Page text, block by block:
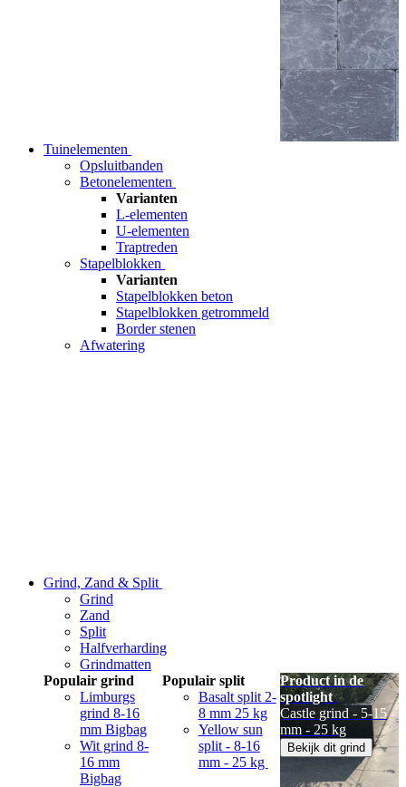
Tuinelementen
Opsluitbanden
Betonelementen
Varianten
L-elementen
U-elementen
Traptreden
Stapelblokken
Varianten
Stapelblokken beton
Stapelblokken getrommeld
Border stenen
Afwatering
Grind, Zand & Split
Grind
Zand
Split
Halfverharding
Grindmatten
Populair grind
Limburgs
grind 8-16
mm Bigbag
Wit grind 8-
16 mm
Bigbag
Populair split
Basalt split 2-
8 mm 25 kg
Yellow sun
split - 8-16
mm - 25 kg
Product in de
spotlight
Castle grind - 5-15
mm - 25 kg
Bekijk dit grind